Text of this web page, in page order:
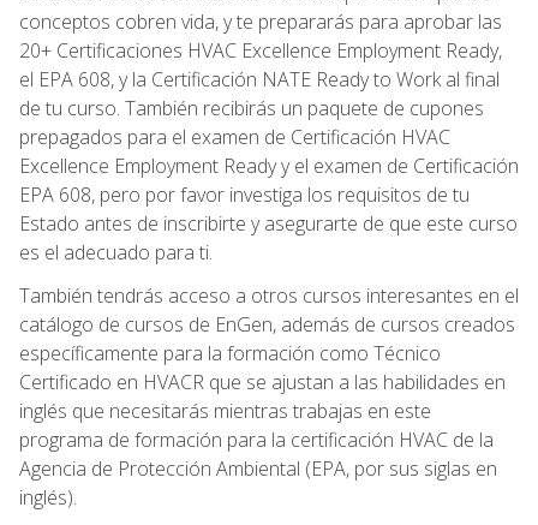
conceptos cobren vida, y te prepararás para aprobar las
20+ Certificaciones HVAC Excellence Employment Ready,
el EPA 608, y la Certificación NATE Ready to Work al final
de tu curso. También recibirás un paquete de cupones
prepagados para el examen de Certificación HVAC
Excellence Employment Ready y el examen de Certificación
EPA 608, pero por favor investiga los requisitos de tu
Estado antes de inscribirte y asegurarte de que este curso
es el adecuado para ti.
También tendrás acceso a otros cursos interesantes en el
catálogo de cursos de EnGen, además de cursos creados
específicamente para la formación como Técnico
Certificado en HVACR que se ajustan a las habilidades en
inglés que necesitarás mientras trabajas en este
programa de formación para la certificación HVAC de la
Agencia de Protección Ambiental (EPA, por sus siglas en
inglés).